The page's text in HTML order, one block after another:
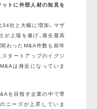
トに外部人材の知見を
社と大幅に増加。マザ
が上場を遂げ、過去最高
わったM&A件数も前年
タートアップのイグジ
は身近になっていま
を目指す企業の中で専
ニーズが上昇していま